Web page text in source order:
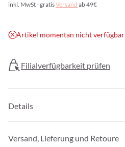
inkl. MwSt - gratisVersand ab 49€
Artikel momentan nicht verfügbar
Filialverfügbarkeit prüfen
Details
Versand, Lieferung und Retoure